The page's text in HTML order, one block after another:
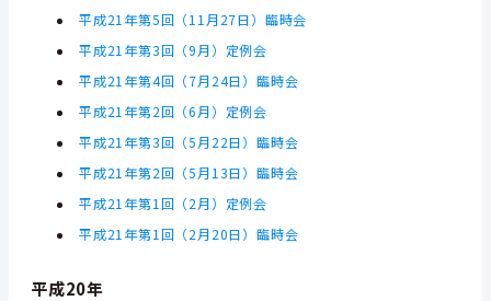
平成21年第5回（11月27日）臨時会
平成21年第3回（9月）定例会
平成21年第4回（7月24日）臨時会
平成21年第2回（6月）定例会
平成21年第3回（5月22日）臨時会
平成21年第2回（5月13日）臨時会
平成21年第1回（2月）定例会
平成21年第1回（2月20日）臨時会
平成20年